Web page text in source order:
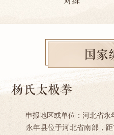
国家
杨氏太极拳
申报地区或单位：河北省永
永年县位于河北省南部，距